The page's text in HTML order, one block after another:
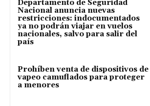
Departamento de Seguridad
Nacional anuncia nuevas
restricciones: indocumentados
ya no podrán viajar en vuelos
nacionales, salvo para salir del
país
Prohíben venta de dispositivos de
vapeo camuflados para proteger
a menores